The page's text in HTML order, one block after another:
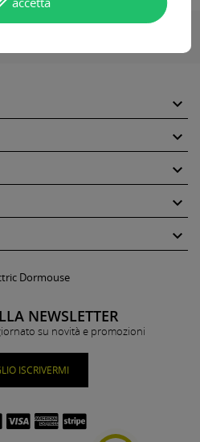





NEWSLETTER
su novità e promozioni
ISCRIVERMI